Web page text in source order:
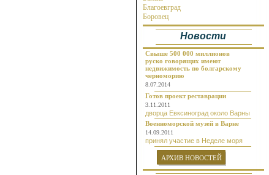
Около реки
Благоевград
Боровец
Бургас
Варна
Велико Тырново
Волчий Дол
Габрово
Генерал Тошево
Добрич
Долгопол
Долна Баня
Долни Чифлик
Дуранкулак
Елена
Елените
Золотые Пески
Каварна
Камчия
Новости
Свыше 500 000 миллионов
руско говорящих имеют
недвижимость по болгарскому
черноморию
8.07.2014
Готов проект реставрации
3.11.2011
дворца Евксиноград около Варны
Военноморской музей в Варне
14.09.2011
принял участие в Неделе моря
АРХИВ НОВОСТЕЙ